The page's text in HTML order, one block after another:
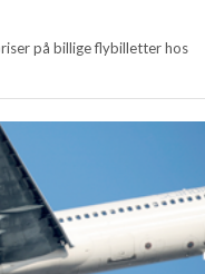
på billige flybilletter hos